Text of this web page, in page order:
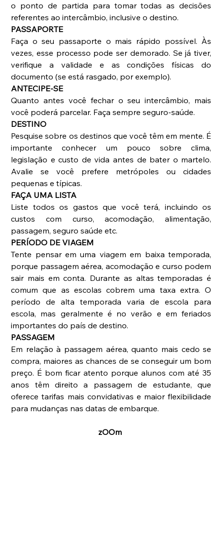
o ponto de partida para tomar todas as decisões
referentes ao intercâmbio, inclusive o destino.
PASSAPORTE
Faça o seu passaporte o mais rápido possível. Às
vezes, esse processo pode ser demorado. Se já tiver,
verifique a validade e as condições físicas do
documento (se está rasgado, por exemplo).
ANTECIPE-SE
Quanto antes você fechar o seu intercâmbio, mais
você poderá parcelar. Faça sempre seguro-saúde.
DESTINO
Pesquise sobre os destinos que você têm em mente. É
importante conhecer um pouco sobre clima,
legislação e custo de vida antes de bater o martelo.
Avalie se você prefere metrópoles ou cidades
pequenas e típicas.
FAÇA UMA LISTA
Liste todos os gastos que você terá, incluindo os
custos com curso, acomodação, alimentação,
passagem, seguro saúde etc.
PERÍODO DE VIAGEM
Tente pensar em uma viagem em baixa temporada,
porque passagem aérea, acomodação e curso podem
sair mais em conta. Durante as altas temporadas é
comum que as escolas cobrem uma taxa extra. O
período de alta temporada varia de escola para
escola, mas geralmente é no verão e em feriados
importantes do país de destino.
PASSAGEM
Em relação à passagem aérea, quanto mais cedo se
compra, maiores as chances de se conseguir um bom
preço. É bom ficar atento porque alunos com até 35
anos têm direito a passagem de estudante, que
oferece tarifas mais convidativas e maior flexibilidade
para mudanças nas datas de embarque.
zOOm